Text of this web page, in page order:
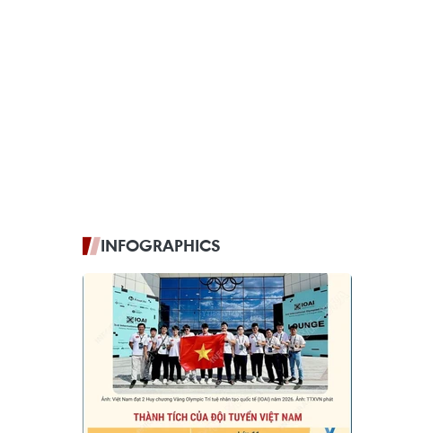
INFOGRAPHICS